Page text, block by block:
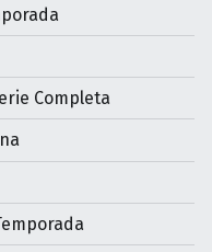
Completa